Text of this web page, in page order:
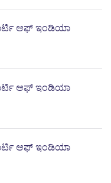
ಆಫ್ ಇಂಡಿಯಾ
ಆಫ್ ಇಂಡಿಯಾ
ಆಫ್ ಇಂಡಿಯಾ